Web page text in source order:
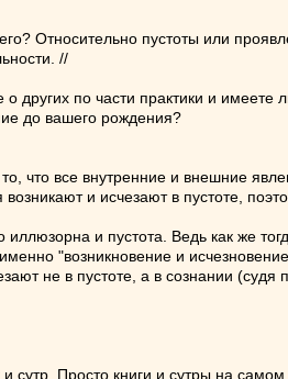
Относительно пустоты или
//
о других по части практики и
до вашего рождения?
что все внутренние и внешние
возникают и исчезают в пустоте,
и пустота. Ведь как же
"возникновение и
не в пустоте, а в сознании
сутр. Просто книги и сутры на